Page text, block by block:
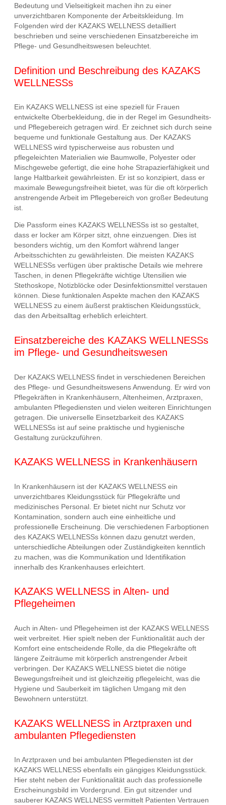
Bedeutung und Vielseitigkeit machen ihn zu einer
unverzichtbaren Komponente der Arbeitskleidung. Im
Folgenden wird der KAZAKS WELLNESS detailliert
beschrieben und seine verschiedenen Einsatzbereiche im
Pflege- und Gesundheitswesen beleuchtet.
Definition und Beschreibung des KAZAKS
WELLNESSs
Ein KAZAKS WELLNESS ist eine speziell für Frauen
entwickelte Oberbekleidung, die in der Regel im Gesundheits-
und Pflegebereich getragen wird. Er zeichnet sich durch seine
bequeme und funktionale Gestaltung aus. Der KAZAKS
WELLNESS wird typischerweise aus robusten und
pflegeleichten Materialien wie Baumwolle, Polyester oder
Mischgewebe gefertigt, die eine hohe Strapazierfähigkeit und
lange Haltbarkeit gewährleisten. Er ist so konzipiert, dass er
maximale Bewegungsfreiheit bietet, was für die oft körperlich
anstrengende Arbeit im Pflegebereich von großer Bedeutung
ist.
Die Passform eines KAZAKS WELLNESSs ist so gestaltet,
dass er locker am Körper sitzt, ohne einzuengen. Dies ist
besonders wichtig, um den Komfort während langer
Arbeitsschichten zu gewährleisten. Die meisten KAZAKS
WELLNESSs verfügen über praktische Details wie mehrere
Taschen, in denen Pflegekräfte wichtige Utensilien wie
Stethoskope, Notizblöcke oder Desinfektionsmittel verstauen
können. Diese funktionalen Aspekte machen den KAZAKS
WELLNESS zu einem äußerst praktischen Kleidungsstück,
das den Arbeitsalltag erheblich erleichtert.
Einsatzbereiche des KAZAKS WELLNESSs
im Pflege- und Gesundheitswesen
Der KAZAKS WELLNESS findet in verschiedenen Bereichen
des Pflege- und Gesundheitswesens Anwendung. Er wird von
Pflegekräften in Krankenhäusern, Altenheimen, Arztpraxen,
ambulanten Pflegediensten und vielen weiteren Einrichtungen
getragen. Die universelle Einsetzbarkeit des KAZAKS
WELLNESSs ist auf seine praktische und hygienische
Gestaltung zurückzuführen.
KAZAKS WELLNESS in Krankenhäusern
In Krankenhäusern ist der KAZAKS WELLNESS ein
unverzichtbares Kleidungsstück für Pflegekräfte und
medizinisches Personal. Er bietet nicht nur Schutz vor
Kontamination, sondern auch eine einheitliche und
professionelle Erscheinung. Die verschiedenen Farboptionen
des KAZAKS WELLNESSs können dazu genutzt werden,
unterschiedliche Abteilungen oder Zuständigkeiten kenntlich
zu machen, was die Kommunikation und Identifikation
innerhalb des Krankenhauses erleichtert.
KAZAKS WELLNESS in Alten- und
Pflegeheimen
Auch in Alten- und Pflegeheimen ist der KAZAKS WELLNESS
weit verbreitet. Hier spielt neben der Funktionalität auch der
Komfort eine entscheidende Rolle, da die Pflegekräfte oft
längere Zeiträume mit körperlich anstrengender Arbeit
verbringen. Der KAZAKS WELLNESS bietet die nötige
Bewegungsfreiheit und ist gleichzeitig pflegeleicht, was die
Hygiene und Sauberkeit im täglichen Umgang mit den
Bewohnern unterstützt.
KAZAKS WELLNESS in Arztpraxen und
ambulanten Pflegediensten
In Arztpraxen und bei ambulanten Pflegediensten ist der
KAZAKS WELLNESS ebenfalls ein gängiges Kleidungsstück.
Hier steht neben der Funktionalität auch das professionelle
Erscheinungsbild im Vordergrund. Ein gut sitzender und
sauberer KAZAKS WELLNESS vermittelt Patienten Vertrauen